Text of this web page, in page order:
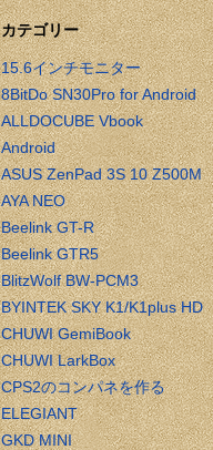
カテゴリー
15.6インチモニター
8BitDo SN30Pro for Android
ALLDOCUBE Vbook
Android
ASUS ZenPad 3S 10 Z500M
AYA NEO
Beelink GT-R
Beelink GTR5
BlitzWolf BW-PCM3
BYINTEK SKY K1/K1plus HD
CHUWI GemiBook
CHUWI LarkBox
CPS2のコンパネを作る
ELEGIANT
GKD MINI